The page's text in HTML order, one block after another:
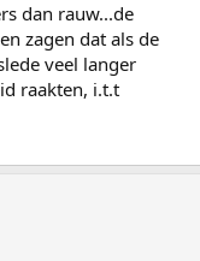
dan rauw...de
zagen dat als de
veel langer
raakten, i.t.t